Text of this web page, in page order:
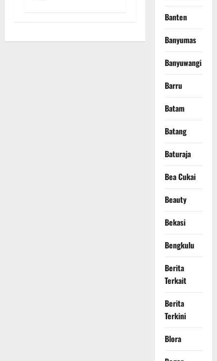
Banten
Banyumas
Banyuwangi
Barru
Batam
Batang
Baturaja
Bea Cukai
Beauty
Bekasi
Bengkulu
Berita
Terkait
Berita
Terkini
Blora